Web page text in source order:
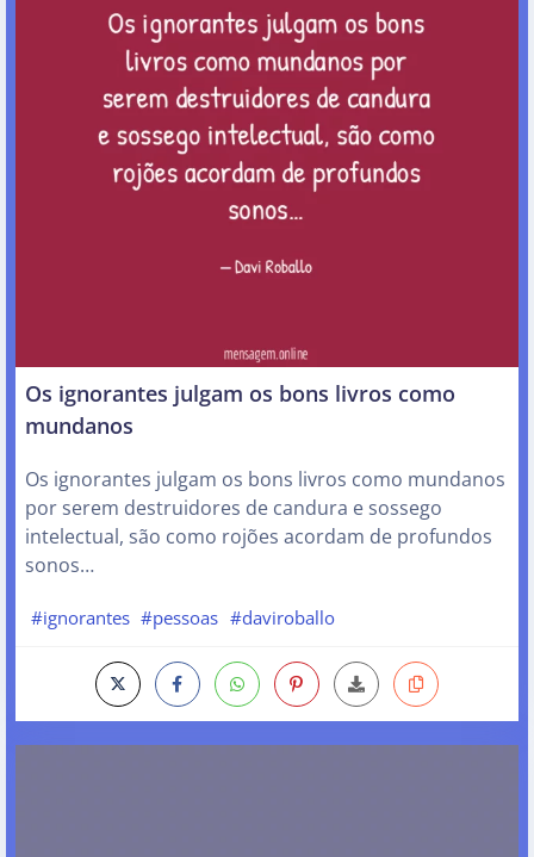
Os ignorantes julgam os bons livros como
mundanos
Os ignorantes julgam os bons livros como mundanos
por serem destruidores de candura e sossego
intelectual, são como rojões acordam de profundos
sonos…
#ignorantes #pessoas #daviroballo